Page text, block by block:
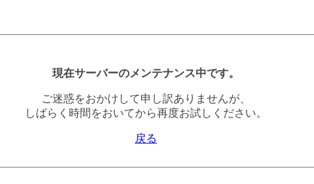
現在サーバーのメンテナンス中です。
ご迷惑をおかけして申し訳ありませんが、
しばらく時間をおいてから再度お試しください。
戻る